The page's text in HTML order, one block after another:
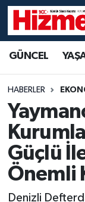
GÜNCEL
HABERLER
Güçlü
Önemli
Denizli
YAŞAM
SİYASET
SAĞLIK
EKONOMİ
KÜLTÜR
Denizli
Denizli
Süper Lig
Tüm
Son